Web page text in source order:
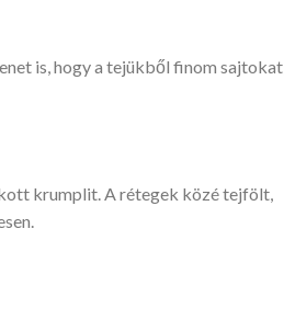
is, hogy a tejükből finom sajtokat,
krumplit. A rétegek közé tejfölt,